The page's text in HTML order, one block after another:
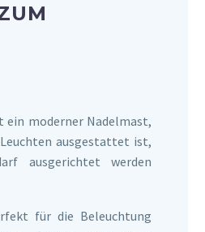
ein moderner Nadelmast,
ausgestattet ist,
ausgerichtet werden
für die Beleuchtung